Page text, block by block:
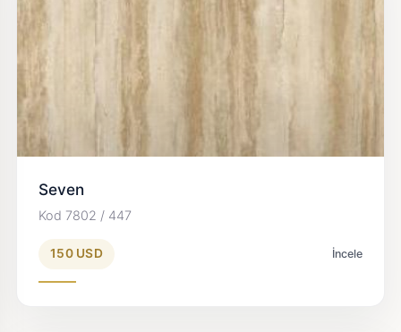
Seven
Kod 7802 / 447
150 USD İncele